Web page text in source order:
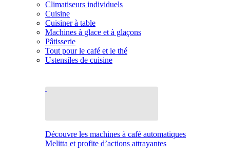
Climatiseurs individuels
Cuisine
Cuisiner à table
Machines à glace et à glaçons
Pâtisserie
Tout pour le café et le thé
Ustensiles de cuisine
Découvre les machines à café automatiques
Melitta et profite d’actions attrayantes